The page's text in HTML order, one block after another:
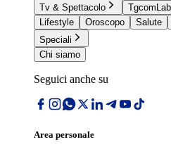
Tv & Spettacolo
TgcomLab
Lifestyle
Oroscopo Salute
Speciali
Chi siamo
Seguici anche su
Area personale